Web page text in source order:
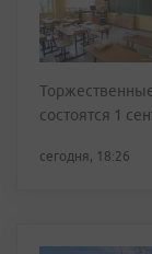
состоятся 1
сегодня, 18:26